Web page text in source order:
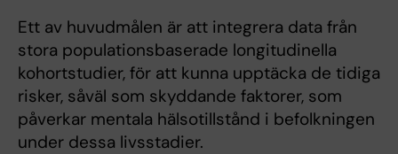
Ett av huvudmålen är att integrera data från
stora populationsbaserade longitudinella
kohortstudier, för att kunna upptäcka de tidiga
risker, såväl som skyddande faktorer, som
påverkar mentala hälsotillstånd i befolkningen
under dessa livsstadier.